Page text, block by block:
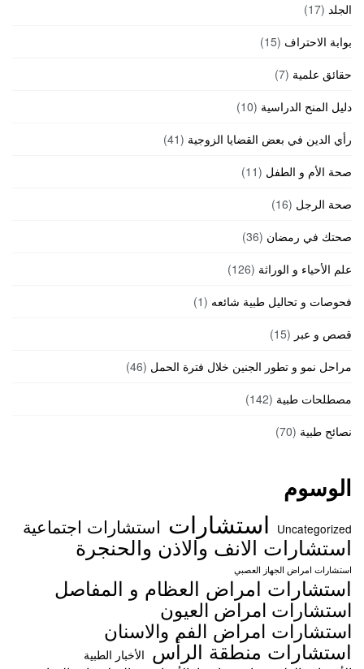
الجلد (17)
بوابة الاحتراف (15)
حقائق علمية (7)
دليل المنح الدراسية (10)
رأي الدين في بعض القضايا الزوجية (41)
صحة الأم و الطفل (11)
صحة الرجل (16)
صحتك في رمضان (36)
علم الأحياء و الوراثة (126)
فحوصات و تحاليل طبية شائعه (1)
قصص و عبر (15)
مراحل نمو و تطور الجنين خلال فترة الحمل (46)
مصطلحات طبية (142)
نصائح طبية (70)
الوسوم
Uncategorized استشارات استشارات اجتماعية
استشارات الانف والاذن والحنجرة
استشارات امراض الجهاز العصبي
استشارات امراض العظام و المفاصل
استشارات امراض العيون
استشارات امراض الفم والاسنان
استشارات منطقة الرأس الأخبار الطبية